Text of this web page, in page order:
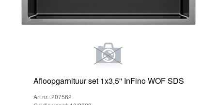
Afloopgarnituur set 1x3,5'' InFino WOF SDS
Art.nr.: 207562